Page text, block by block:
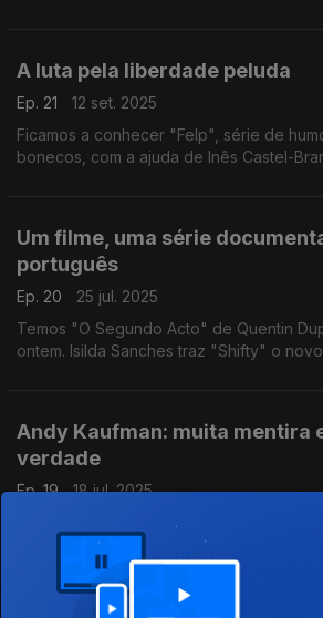
A luta pela liberdade peluda
Ep. 21
12 set. 2025
Ficamos a conhecer "Felp", série de
bonecos, com a ajuda de Inês Castel-
Um filme, uma série
português
Ep. 20
25 jul. 2025
Temos "O Segundo Acto" de Quentin
ontem. Isilda Sanches traz "Shifty" o
Andy Kaufman: muita mentira
verdade
Ep. 19
18 jul. 2025
Com Pedro Miguel Ribeiro recordamos o
e transgressor, à boleia do documentário
Caos: O Legado de Andy Kaufman",